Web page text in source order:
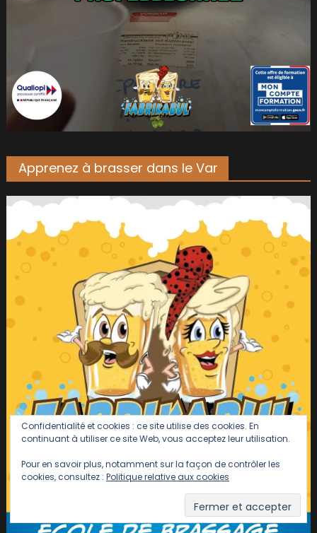
Apprenez à brasser dans le Var
Confidentialité et cookies : ce site utilise des cookies. En
continuant à utiliser ce site Web, vous acceptez leur utilisation.
Pour en savoir plus, notamment sur la façon de contrôler les
cookies, consultez : Politique relative aux cookies